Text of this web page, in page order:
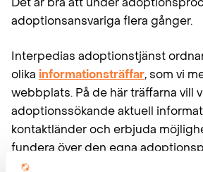
adoptionsansvariga flera gånger.
Interpedias adoptionstjänst
olika informationsträffar, som vi
webbplats. På de här träffarna vill
adoptionssökande aktuell
kontaktländer och erbjuda
fundera över den egna